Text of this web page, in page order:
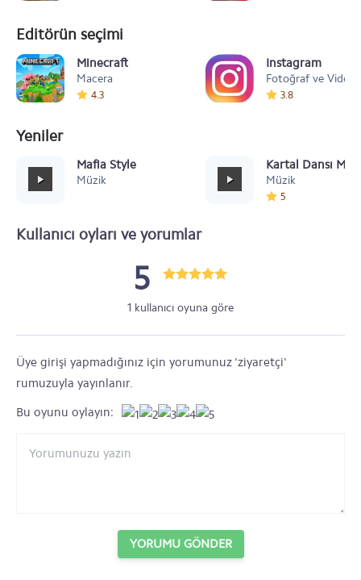
Editörün seçimi
Minecraft
Macera
4.3
Instagram
Fotoğraf ve Video
3.8
Yeniler
Mafia Style
Müzik
Kartal Dansı
Müzik
5
Kullanıcı oyları ve yorumlar
5
1 kullanıcı oyuna göre
Üye girişi yapmadığınız için yorumunuz 'ziyaretçi'
rumuzuyla yayınlanır.
Bu oyunu oylayın:
YORUMU GÖNDER